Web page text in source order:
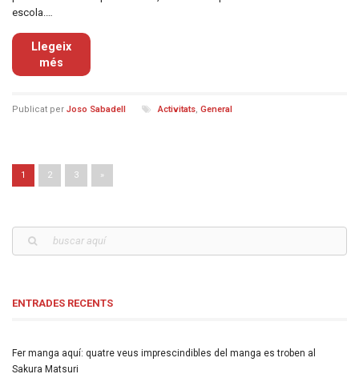
escola.…
Llegeix
més
Publicat per Joso Sabadell Activitats, General
Navega per les entrades
1 2 3 »
ENTRADES RECENTS
Fer manga aquí: quatre veus imprescindibles del manga es troben al
Sakura Matsuri